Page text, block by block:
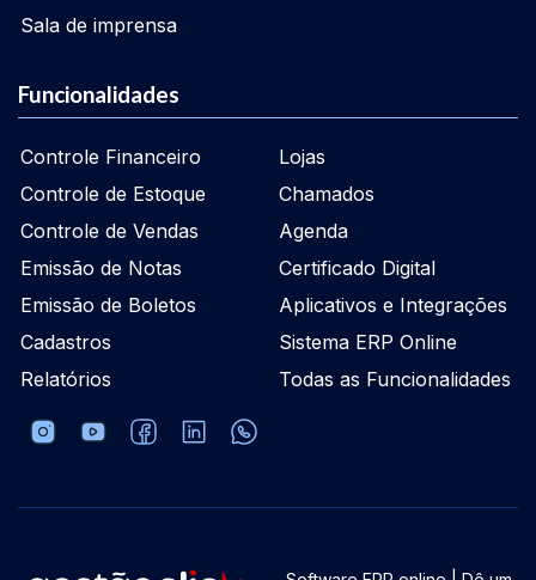
Sala de imprensa
Funcionalidades
Controle Financeiro
Controle de Estoque
Controle de Vendas
Emissão de Notas
Emissão de Boletos
Cadastros
Relatórios
Lojas
Chamados
Agenda
Certificado Digital
Aplicativos e Integrações
Sistema ERP Online
Todas as Funcionalidades